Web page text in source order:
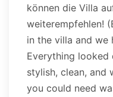
können die Villa
weiterempfehlen!
in the villa and we
Everything
stylish, clean, and
you could need